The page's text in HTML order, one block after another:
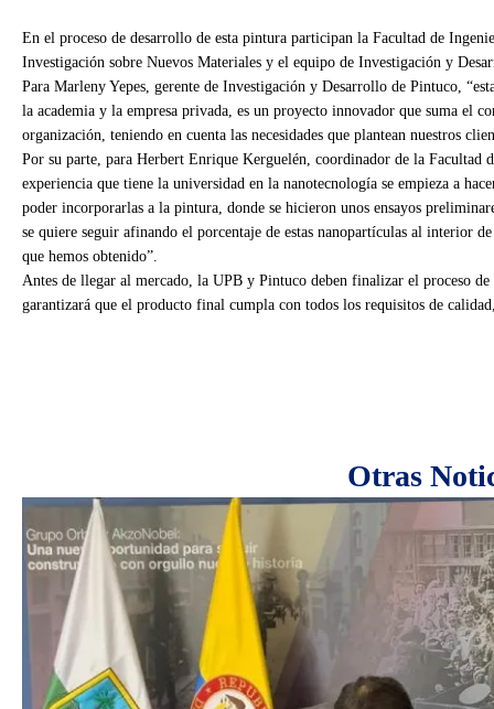
En el proceso de desarrollo de esta pintura participan la Facultad de
Investigación sobre Nuevos Materiales y el equipo de Investigación y
Para Marleny Yepes, gerente de Investigación y Desarrollo de Pintuco,
la academia y la empresa privada, es un proyecto innovador que suma el
organización, teniendo en cuenta las necesidades que plantean nuestros
Por su parte, para Herbert Enrique Kerguelén, coordinador de la Facultad
experiencia que tiene la universidad en la nanotecnología se empieza a
poder incorporarlas a la pintura, donde se hicieron unos ensayos
se quiere seguir afinando el porcentaje de estas nanopartículas al interior
que hemos obtenido”.
Antes de llegar al mercado, la UPB y Pintuco deben finalizar el proceso
garantizará que el producto final cumpla con todos los requisitos de
Otras